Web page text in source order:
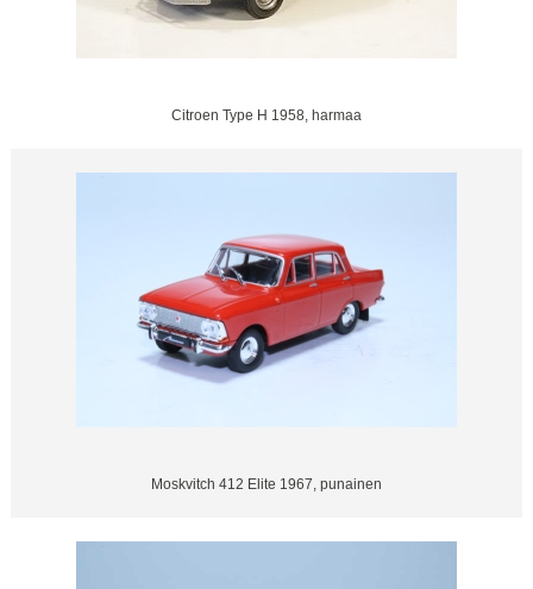
Citroen Type H 1958, harmaa
Moskvitch 412 Elite 1967, punainen